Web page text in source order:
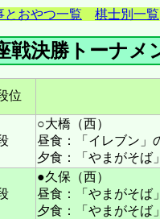
とおやつ一覧 棋士別一覧
戦決勝トーナメ
位
○大橋（西）
昼食：「イレブン」
夕食：「やまがそば
●久保（西）
昼食：「やまがそば
夕食：「やまがそば